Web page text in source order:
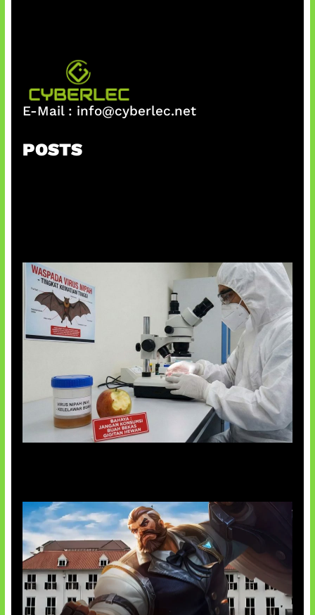
E-Mail : info@cyberlec.net
POSTS